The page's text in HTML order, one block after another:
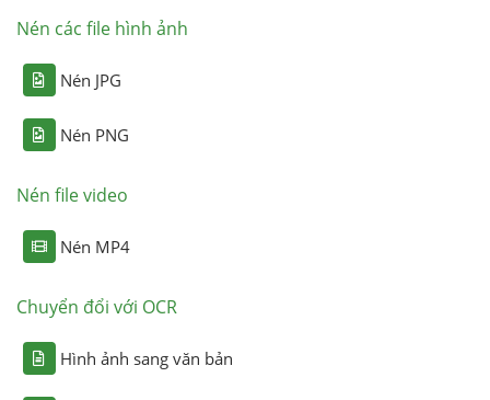
Nén các file hình ảnh
Nén JPG
Nén PNG
Nén file video
Nén MP4
Chuyển đổi với OCR
Hình ảnh sang văn bản